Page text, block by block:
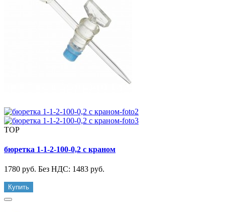
TOP
бюретка 1-1-2-100-0,2 с краном
1780 руб. Без НДС: 1483 руб.
Купить